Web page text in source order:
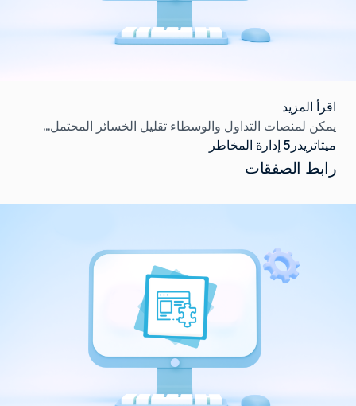
رابط الصفقات
ميتاتريدر5 إدارة المخاطر
يمكن لمنصات التداول والوسطاء تقليل الخسائر المحتمل...
اقرأ المزيد